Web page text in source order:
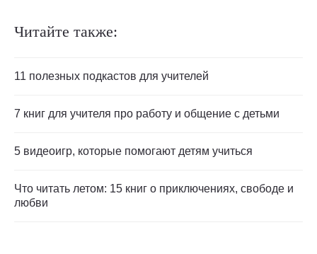
Читайте также:
11 полезных подкастов для учителей
7 книг для учителя про работу и общение с детьми
5 видеоигр, которые помогают детям учиться
Что читать летом: 15 книг о приключениях, свободе и
любви